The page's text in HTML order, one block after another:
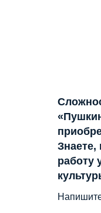
Знаете,
работу